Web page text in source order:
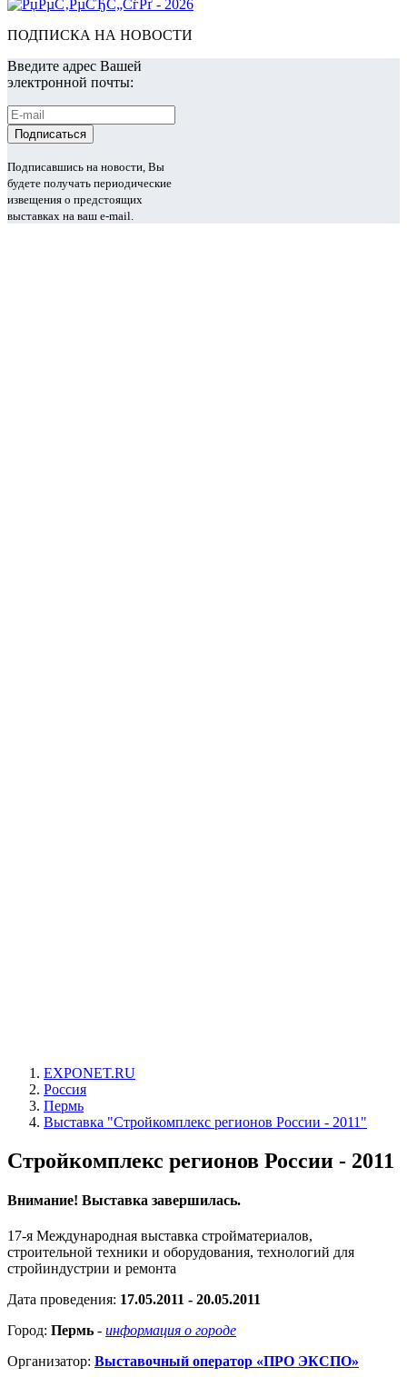
ПОДПИСКА НА НОВОСТИ
Введите адрес Вашей
электронной почты:
Подписавшись на новости, Вы
будете получать периодические
извещения о предстоящих
выставках на ваш e-mail.
EXPONET.RU
Россия
Пермь
Выставка "Стройкомплекс регионов России - 2011"
Стройкомплекс регионов России - 2011
Внимание! Выставка завершилась.
17-я Международная выставка стройматериалов,
строительной техники и оборудования, технологий для
стройиндустрии и ремонта
Дата проведения: 17.05.2011 - 20.05.2011
Город: Пермь - информация о городе
Организатор: Выставочный оператор «ПРО ЭКСПО»